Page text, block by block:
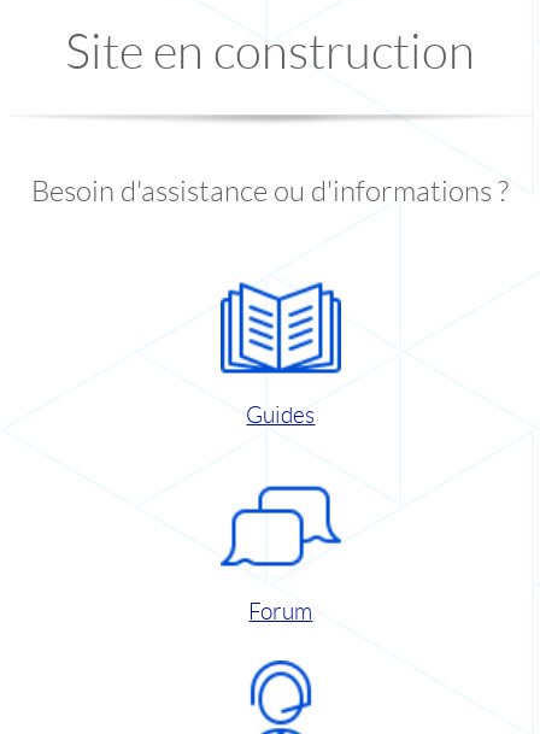
Site en construction
Besoin d'assistance ou d'informations ?
Guides
Forum